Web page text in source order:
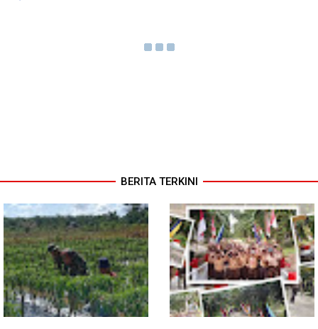
BERITA TERKINI